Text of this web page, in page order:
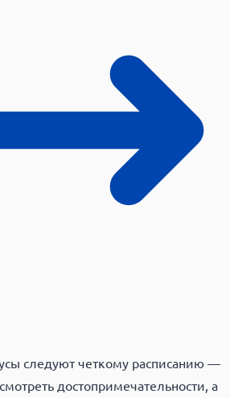
следуют четкому расписанию —
достопримечательности, а